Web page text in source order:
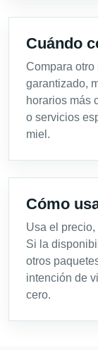
Cuándo
Compara
garantizado,
horarios más
o servicios
miel.
Cómo
Usa el
Si la
otros
intención de
cero.